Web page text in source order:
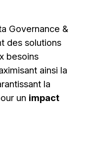
Governance &
des solutions
besoins
ainsi la
la
un impact